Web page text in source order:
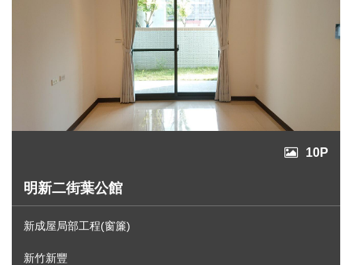
10P
明新二街葉公館
新成屋局部工程(窗簾)
新竹新豐